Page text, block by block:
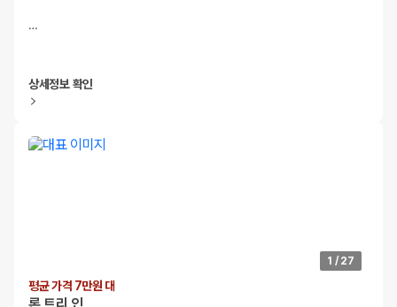
…
상세정보 확인
1 / 27
평균 가격 7만원 대